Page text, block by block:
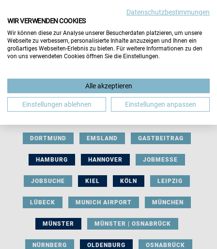
BERUFLICHE ORIENTIERUNG BEWERBUNG
DORTMUND EMSLAND GASTBEITRAG
HAMBURG HANNOVER JOBMESSE
JOBSUCHE KIEL KÖLN LEIPZIG
LÜBECK MUNICH AIRPORT MÜNCHEN
MÜNSTER MÜNSTER | OSNABRÜCK
NÜRNBERG OLDENBURG OSNABRÜCK
Datenschutzbestimmungen
WIR VERWENDEN COOKIES
Wir können diese zur Analyse unserer Besucherdaten platzieren, um unsere
Webseite zu verbessern, personalisierte Inhalte anzuzeigen und Ihnen ein
großartiges Webseiten-Erlebnis zu bieten. Für weitere Informationen zu den
von uns verwendeten Cookies öffnen Sie die Einstellungen.
Alle akzeptieren
Einstellungen ablehnen Einstellungen anpassen